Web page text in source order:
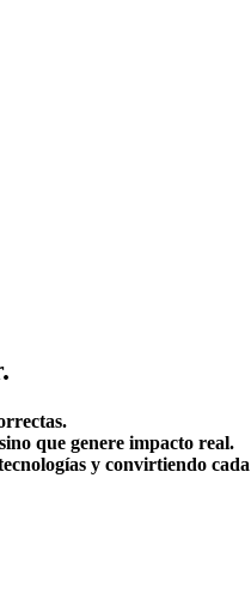
que genere impacto real.
y convirtiendo